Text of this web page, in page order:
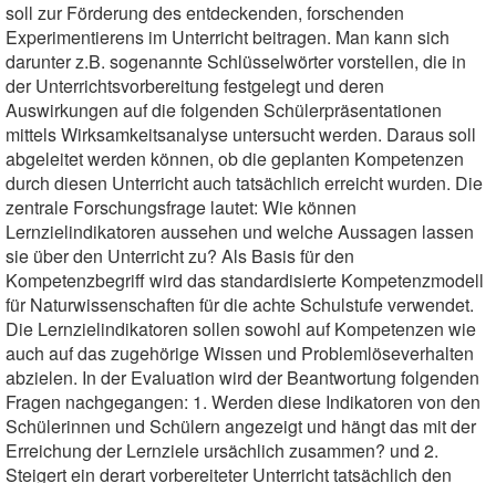
soll zur Förderung des entdeckenden, forschenden
Experimentierens im Unterricht beitragen. Man kann sich
darunter z.B. sogenannte Schlüsselwörter vorstellen, die in
der Unterrichtsvorbereitung festgelegt und deren
Auswirkungen auf die folgenden Schülerpräsentationen
mittels Wirksamkeitsanalyse untersucht werden. Daraus soll
abgeleitet werden können, ob die geplanten Kompetenzen
durch diesen Unterricht auch tatsächlich erreicht wurden. Die
zentrale Forschungsfrage lautet: Wie können
Lernzielindikatoren aussehen und welche Aussagen lassen
sie über den Unterricht zu? Als Basis für den
Kompetenzbegriff wird das standardisierte Kompetenzmodell
für Naturwissenschaften für die achte Schulstufe verwendet.
Die Lernzielindikatoren sollen sowohl auf Kompetenzen wie
auch auf das zugehörige Wissen und Problemlöseverhalten
abzielen. In der Evaluation wird der Beantwortung folgenden
Fragen nachgegangen: 1. Werden diese Indikatoren von den
Schülerinnen und Schülern angezeigt und hängt das mit der
Erreichung der Lernziele ursächlich zusammen? und 2.
Steigert ein derart vorbereiteter Unterricht tatsächlich den